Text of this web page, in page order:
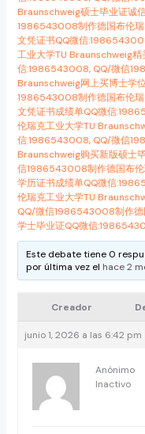
Braunschweig硕士毕业证诚
1986543008制作德国布伦瑞
文凭证书QQ微信
工业大学TU Braunschweig
信:1986543008, QQ/微信
Braunschweig网上买博士学
1986543008制作德国布伦瑞
文凭证书成绩单QQ微信
伦瑞克工业大学TU
信:1986543008, QQ/微信
Braunschweig购买新版硕士
信1986543008制作德国布
学历证书成绩单QQ微信
伦瑞克工业大学TU
QQ/微信1986543008制作德
学士毕业证QQ微信
Este debate tiene 0
por última vez el hace 2
Creador
junio 1, 2026 a las 6:42 pm
Anónimo
Inactivo